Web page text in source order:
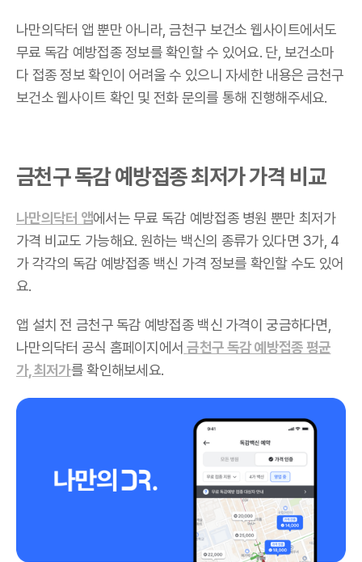
나만의닥터 앱 뿐만 아니라, 금천구 보건소 웹사이트에서도
무료 독감 예방접종 정보를 확인할 수 있어요. 단, 보건소마
다 접종 정보 확인이 어려울 수 있으니 자세한 내용은 금천구
보건소 웹사이트 확인 및 전화 문의를 통해 진행해주세요.
금천구 독감 예방접종 최저가 가격 비교
나만의닥터 앱에서는 무료 독감 예방접종 병원 뿐만 최저가
가격 비교도 가능해요. 원하는 백신의 종류가 있다면 3가, 4
가 각각의 독감 예방접종 백신 가격 정보를 확인할 수도 있어
요.
앱 설치 전 금천구 독감 예방접종 백신 가격이 궁금하다면,
나만의닥터 공식 홈페이지에서 금천구 독감 예방접종 평균
가, 최저가를 확인해보세요.